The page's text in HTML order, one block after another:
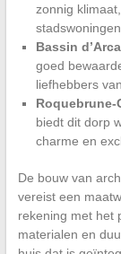
zonnig
stadswoningen.
Bassin
goed
liefhebbers
Roquebrune-
biedt dit dorp
charme en
De bouw van
vereist een
rekening met het
materialen en